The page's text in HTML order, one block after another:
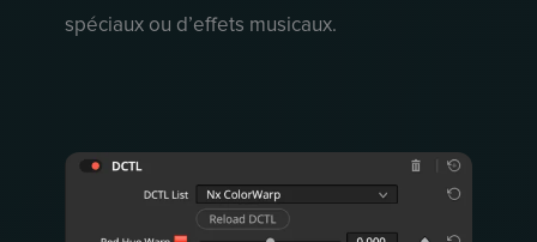
spéciaux ou d’effets musicaux.